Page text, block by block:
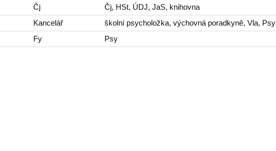
Čj
Čj, HSt, ÚDJ, JaS, knihovna
Kancelář
školní psycholožka, výchovná poradkyně, Vla, Psy
Fy Psy